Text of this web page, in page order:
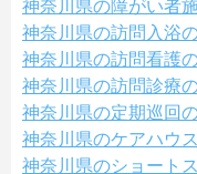
神奈川県の障がい者
神奈川県の訪問入浴
神奈川県の訪問看護
神奈川県の訪問診療
神奈川県の定期巡回
神奈川県のケアハウ
神奈川県のショート